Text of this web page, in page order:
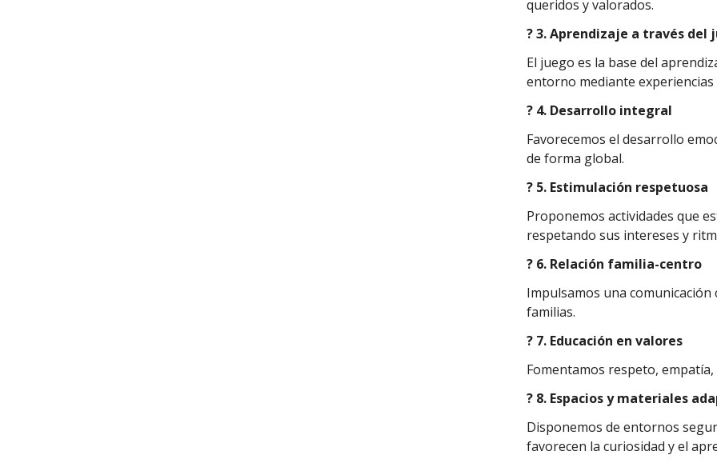
queridos y valorados.
? 3. Aprendizaje a través del
El juego es la base del
entorno mediante experiencias
? 4. Desarrollo integral
Favorecemos el desarrollo
de forma global.
? 5. Estimulación respetuosa
Proponemos actividades que
respetando sus intereses y
? 6. Relación familia-centro
Impulsamos una comunicación
familias.
? 7. Educación en valores
Fomentamos respeto,
? 8. Espacios y materiales
Disponemos de entornos
favorecen la curiosidad y el